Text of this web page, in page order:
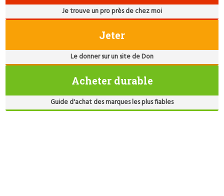
Je trouve un pro près de chez moi
Jeter
Le donner sur un site de Don
Acheter durable
Guide d'achat des marques les plus fiables